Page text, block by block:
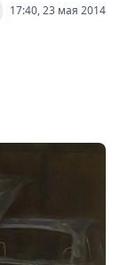
17:40, 23 мая 2014